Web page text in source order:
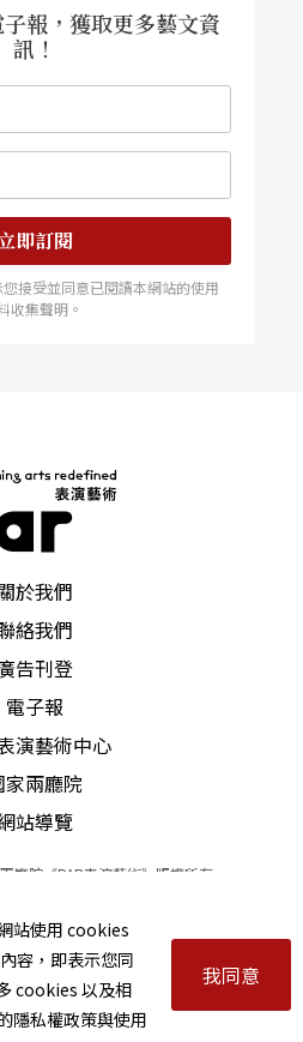
，更於兩千年在布魯塞爾美術館的演奏會
鋼琴女皇阿格麗希的青睞，成爲 日後她
、日本音樂演奏會上的同台貴賓。此次演奏
報，獲取更多藝文資
訊！
即訂閱
接受並同意已閱讀本網站的使用
收集聲明。
於我們
絡我們
告刊登
電子報
演藝術中心
家兩廳院
站導覽
廳院《PAR表演藝術》版權所有
redefined. All Rights Reserved
Id number 00973926
如有異動應以主辦單位公告為準。
隱私權聲明｜著作權聲明
站使用 cookies
容，即表示您同
cookies 以及相
隱私權政策與使用
我同意